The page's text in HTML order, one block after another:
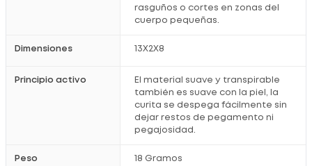
rasguños o cortes en zonas del
cuerpo pequeñas.
Dimensiones 13X2X8
Principio activo
El material suave y transpirable
también es suave con la piel, la
curita se despega fácilmente sin
dejar restos de pegamento ni
pegajosidad.
Peso 18 Gramos